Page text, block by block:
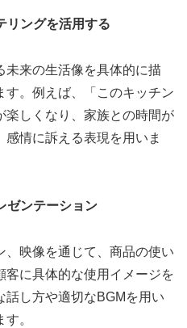
リングを活用する
未来の生活像を具体的に描
す。例えば、「このキッチン
楽しくなり、家族との時間が
情に訴える表現を用いま
ゼンテーション
映像を通じて、商品の使い
に具体的な使用イメージを
し方や適切なBGMを用い
。